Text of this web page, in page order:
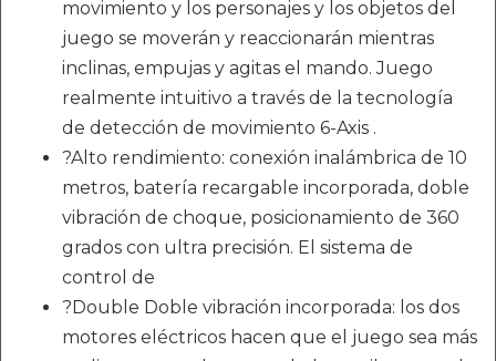
movimiento y los personajes y los objetos del
juego se moverán y reaccionarán mientras
inclinas, empujas y agitas el mando. Juego
realmente intuitivo a través de la tecnología
de detección de movimiento 6-Axis .
?Alto rendimiento: conexión inalámbrica de 10
metros, batería recargable incorporada, doble
vibración de choque, posicionamiento de 360 ​​
grados con ultra precisión. El sistema de
control de
?Double Doble vibración incorporada: los dos
motores eléctricos hacen que el juego sea más